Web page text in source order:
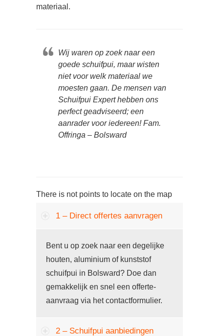
materiaal.
Wij waren op zoek naar een
goede schuifpui, maar wisten
niet voor welk materiaal we
moesten gaan. De mensen van
Schuifpui Expert hebben ons
perfect geadviseerd; een
aanrader voor iedereen! Fam.
Offringa – Bolsward
There is not points to locate on the map
1 – Direct offertes aanvragen
Bent u op zoek naar een degelijke
houten, aluminium of kunststof
schuifpui in Bolsward? Doe dan
gemakkelijk en snel een offerte-
aanvraag via het contactformulier.
2 – Schuifpui aanbiedingen